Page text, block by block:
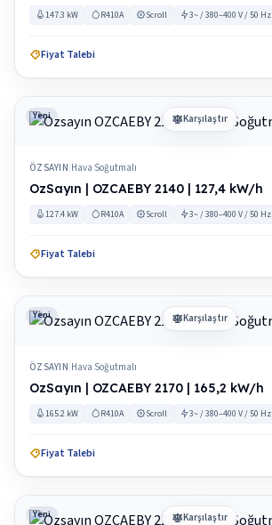
147.3 kW R410A Scroll 3~ / 380–400 V / 50 Hz
Fiyat Talebi
Karşılaştır
Yeni
ÖZSAYIN|Hava Soğutmalı
OzSayın | OZCAEBY 2140 | 127,4 kW/h
127.4 kW R410A Scroll 3~ / 380–400 V / 50 Hz
Fiyat Talebi
Karşılaştır
Yeni
ÖZSAYIN|Hava Soğutmalı
OzSayın | OZCAEBY 2170 | 165,2 kW/h
165.2 kW R410A Scroll 3~ / 380–400 V / 50 Hz
Fiyat Talebi
Karşılaştır
Yeni